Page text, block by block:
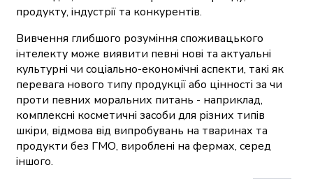
продукту, індустрії та конкурентів.
Вивчення глибшого розуміння споживацького
інтелекту може виявити певні нові та актуальні
культурні чи соціально-економічні аспекти, такі як
перевага нового типу продукції або цінності за чи
проти певних моральних питань - наприклад,
комплексні косметичні засоби для різних типів
шкіри, відмова від випробувань на тваринах та
продукти без ГМО, вироблені на фермах, серед
іншого.